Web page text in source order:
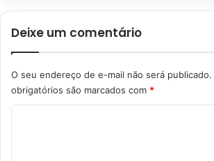
Deixe um comentário
O seu endereço de e-mail não será publicado.
obrigatórios são marcados com *